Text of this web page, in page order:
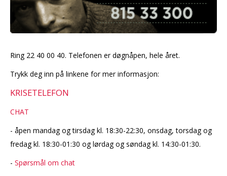
Ring 22 40 00 40. Telefonen er døgnåpen, hele året.
Trykk deg inn på linkene for mer informasjon:
KRISETELEFON
CHAT
- åpen mandag og tirsdag kl. 18:30-22:30, onsdag, torsdag og
fredag kl. 18:30-01:30 og lørdag og søndag kl. 14:30-01:30.
- Spørsmål om chat